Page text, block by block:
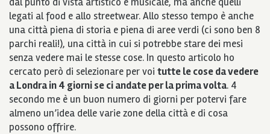
legati al food e allo streetwear. Allo stesso tempo è anche
una città piena di storia e piena di aree verdi (ci sono ben 8
parchi reali!), una città in cui si potrebbe stare dei mesi
senza vedere mai le stesse cose. In questo articolo ho
cercato però di selezionare per voi tutte le cose da vedere
a Londra in 4 giorni se ci andate per la prima volta. 4
secondo me è un buon numero di giorni per potervi fare
almeno un’idea delle varie zone della città e di cosa
possono offrire.